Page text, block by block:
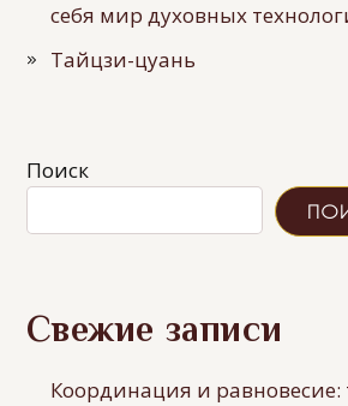
себя мир духовных
Тайцзи-цуань
Поиск
Свежие записи
Координация и равновесие: